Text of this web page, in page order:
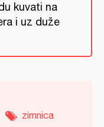
kuvati na
i uz duže
zimnica